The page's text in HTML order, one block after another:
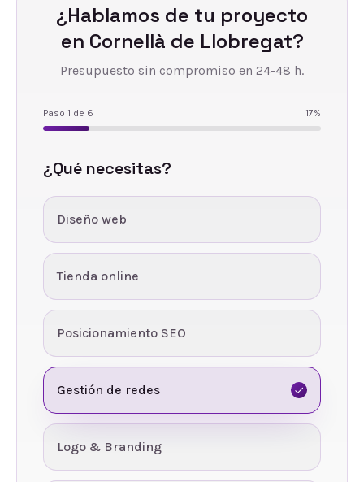
¿Hablamos de tu proyecto
en Cornellà de Llobregat?
Presupuesto sin compromiso en 24-48 h.
Paso 1 de 6 17%
¿Qué necesitas?
Diseño web
Tienda online
Posicionamiento SEO
Gestión de redes
Logo & Branding